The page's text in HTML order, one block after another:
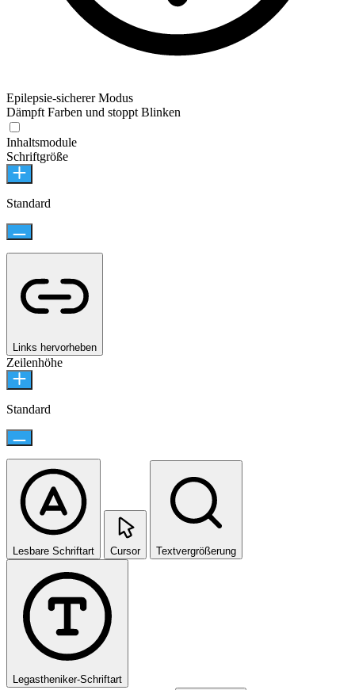
Epilepsie-sicherer Modus
Dämpft Farben und stoppt Blinken
Inhaltsmodule
Schriftgröße
Standard
Links hervorheben
Zeilenhöhe
Standard
Lesbare Schriftart Cursor Textvergrößerung
Legastheniker-Schriftart